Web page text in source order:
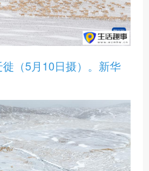
（5月10日摄）。新华